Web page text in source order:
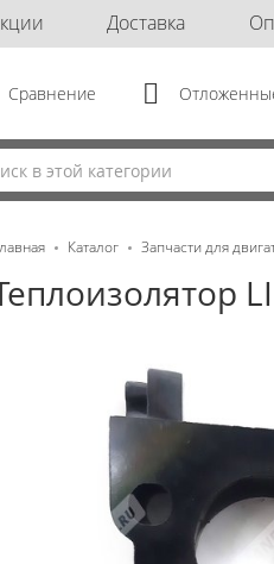
Доставка
Сравнение
Каталог Запчасти для